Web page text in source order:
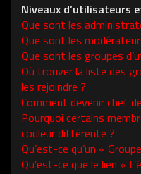
Niveaux d’utilisateurs
Que sont les
Que sont les
Que sont les groupes
Où trouver la liste des
les rejoindre ?
Comment devenir chef
Pourquoi certains
couleur différente ?
Qu’est-ce qu’un «
Qu’est-ce que le lien «